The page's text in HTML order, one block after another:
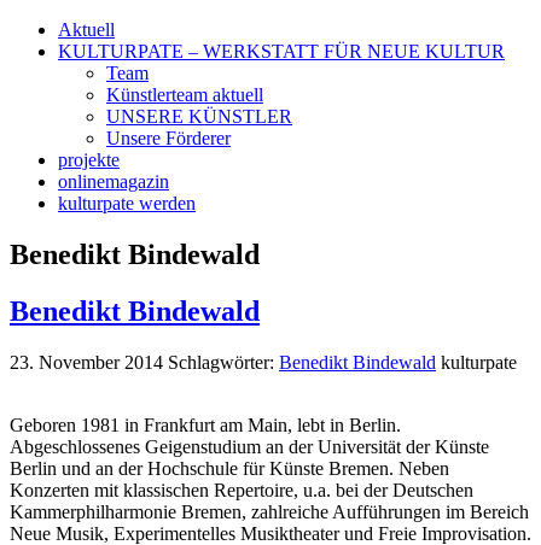
Aktuell
KULTURPATE – WERKSTATT FÜR NEUE KULTUR
Team
Künstlerteam aktuell
UNSERE KÜNSTLER
Unsere Förderer
projekte
onlinemagazin
kulturpate werden
Benedikt Bindewald
Benedikt Bindewald
23. November 2014 Schlagwörter: Benedikt Bindewald kulturpate
Geboren 1981 in Frankfurt am Main, lebt in Berlin.
Abgeschlossenes Geigenstudium an der Universität der Künste
Berlin und an der Hochschule für Künste Bremen. Neben
Konzerten mit klassischen Repertoire, u.a. bei der Deutschen
Kammerphilharmonie Bremen, zahlreiche Aufführungen im Bereich
Neue Musik, Experimentelles Musiktheater und Freie Improvisation.